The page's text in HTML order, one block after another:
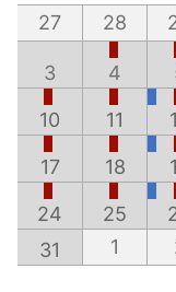
27
28
3 4
10 11
17 18
24 25
31
1